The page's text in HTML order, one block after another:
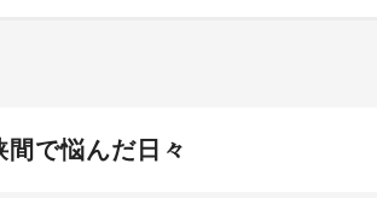
で悩んだ日々